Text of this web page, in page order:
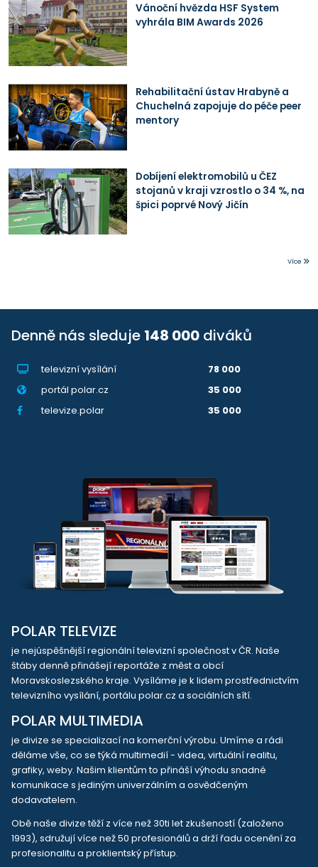
Vánoční hvězda HSF System
vyhrála BIM Awards 2026
Rehabilitační ústav Hrabyně a
Chuchelná zapojuje do péče peer
mentory
Dobíjení elektromobilů u ČEZ
stojanů v kraji vzrostlo o 34 %, na
špici poprvé Nový Jičín
Více
Denně nás sleduje 148 000 diváků
televizní vysílání
78 000
portál polar.cz
35 000
televize.polar
35 000
POLAR TELEVIZE
je nejúspěšnější regionální televizní společnost v ČR. Naše
štáby denně přinášejí reportáže z měst a obcí
Moravskoslezského kraje. Vysíláme je k lidem prostřednictvím
televizního vysílání, portálu polar.cz a sociálních sítí.
POLAR MULTIMEDIA
je divize se specializací na komerční výrobu. Umíme a rádi
děláme vše, co se týká multimedií - videa, virtuální realitu,
grafiky, weby. Našim klientům to přináší výhodu snadné
komunikace s jediným univerzálním a osvědčeným
dodavatelem.
Obě naše divize těží z více než 30ti let zkušeností (založeno
1993), sdružují více než 50 profesionálů a drží řadu ocenění za
profesionalitu a proklientský přístup.